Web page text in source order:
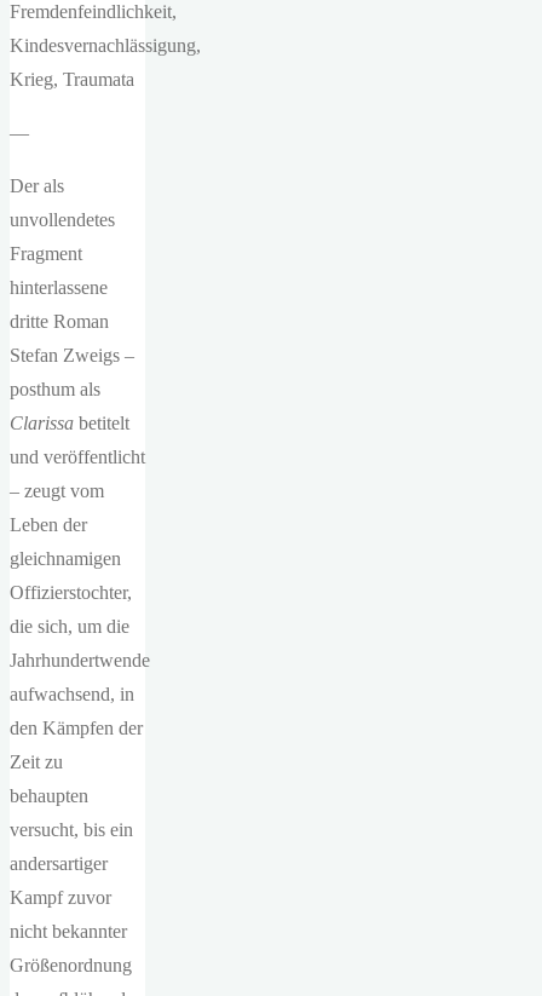
Fremdenfeindlichkeit,
Kindesvernachlässigung,
Krieg, Traumata
—
Der als
unvollendetes
Fragment
hinterlassene
dritte Roman
Stefan Zweigs –
posthum als
Clarissa betitelt
und veröffentlicht
– zeugt vom
Leben der
gleichnamigen
Offizierstochter,
die sich, um die
Jahrhundertwende
aufwachsend, in
den Kämpfen der
Zeit zu
behaupten
versucht, bis ein
andersartiger
Kampf zuvor
nicht bekannter
Größenordnung